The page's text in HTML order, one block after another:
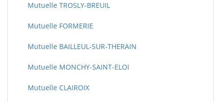
Mutuelle TROSLY-BREUIL
Mutuelle FORMERIE
Mutuelle BAILLEUL-SUR-THERAIN
Mutuelle MONCHY-SAINT-ELOI
Mutuelle CLAIROIX